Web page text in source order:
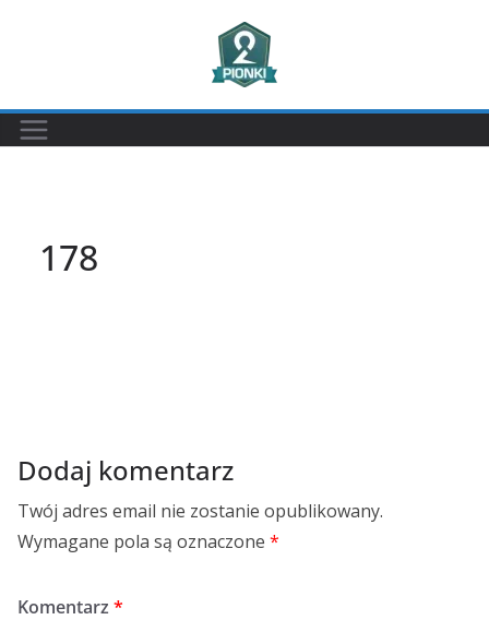
178
Dodaj komentarz
Twój adres email nie zostanie opublikowany.
Wymagane pola są oznaczone *
Komentarz *